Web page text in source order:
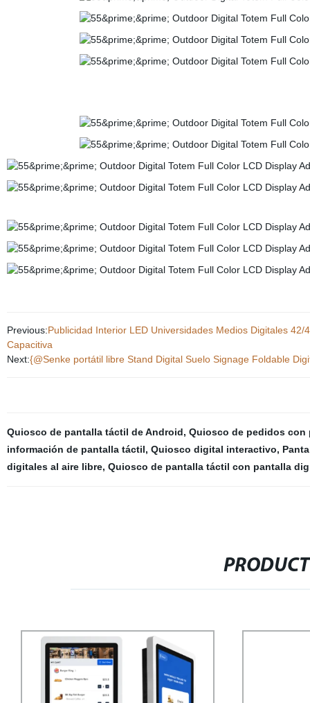
Previous:Publicidad Interior LED Universidades Medios Digitales
Capacitiva
Next:{@Senke portátil libre Stand Digital Suelo Signage Foldable
Quiosco de pantalla táctil de Android, Quiosco de pedidos con
información de pantalla táctil, Quiosco digital interactivo,
digitales al aire libre, Quiosco de pantalla táctil con pantalla